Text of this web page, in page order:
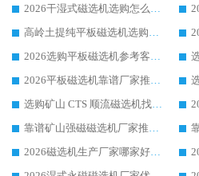
2026干湿式磁选机选购怎么选?多地区用户实测优选华体会手机网页版-华体会(中国) 生产厂家
高岭土提纯平板磁选机选购指南，优选华体会手机网页版-华体会(中国) 靠谱生产厂家
2026选购平板磁选机参考客户真实体验，华体会手机网页版-华体会(中国) 厂家行业口碑排名前列
2026平板磁选机靠谱厂家推荐_ 华体会手机网页版-华体会(中国) 凭借良好口碑获得众多客户认可
选购矿山 CTS 顺流磁选机找实体厂家，华体会手机网页版-华体会(中国) 按需定制设备配套完善售后
靠谱矿山强磁磁选机厂家推荐 2026客户真实使用心得分享
2026磁选机生产厂家哪家好?众多客户使用体验分享华体会手机网页版-华体会(中国)